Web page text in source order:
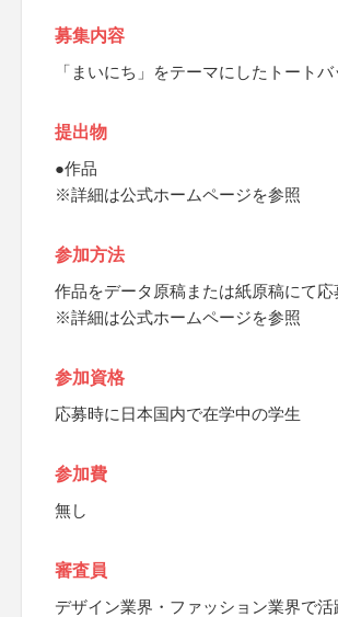
募集内容
「まいにち」をテーマにしたトート
提出物
●作品
※詳細は公式ホームページを参照
参加方法
作品をデータ原稿または紙原稿にて応
※詳細は公式ホームページを参照
参加資格
応募時に日本国内で在学中の学生
参加費
無し
審査員
デザイン業界・ファッション業界で